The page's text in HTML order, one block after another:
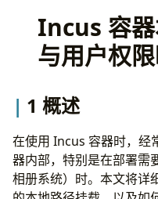
场景说明
基础挂载配置
1. 添加磁盘设备
权限问题分析
问题现象
根本原因
解决方案
方案一：特权容
方案二：UID/
Incus 容
与用户权
1 概述
在使用 Incus 容器时，经
器内部，特别是在部署需
相册系统）时。本文将详